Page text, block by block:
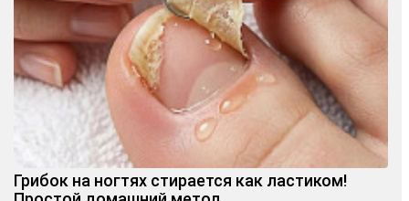
Грибок на ногтях стирается как ластиком!